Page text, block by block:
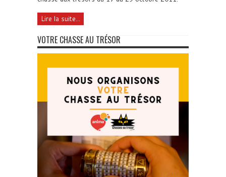
Lire la suite...
VOTRE CHASSE AU TRÉSOR